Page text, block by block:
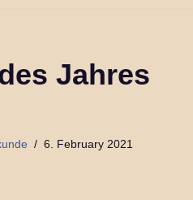
Jahres
6. February 2021